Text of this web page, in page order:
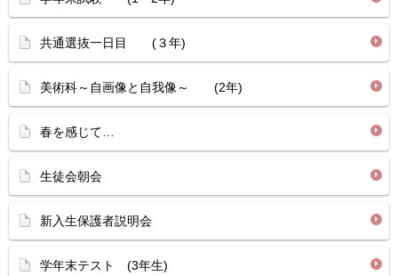
共通選抜一日目 (３年)
美術科～自画像と自我像～ (2年)
春を感じて…
生徒会朝会
新入生保護者説明会
学年末テスト (3年生)